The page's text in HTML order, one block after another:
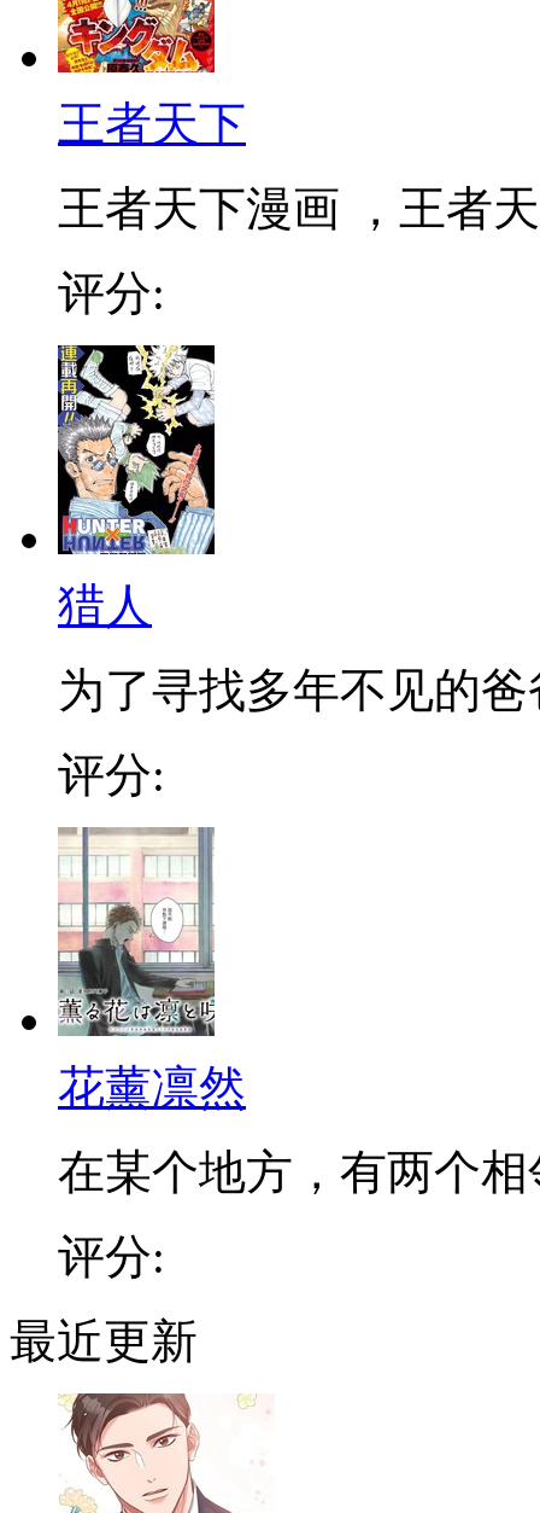
王者天下
王者天下漫画 ，王者
评分:
猎人
为了寻找多年不见的爸
评分:
花薰凛然
在某个地方，有两个相
评分:
最近更新